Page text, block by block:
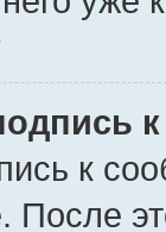
к
После